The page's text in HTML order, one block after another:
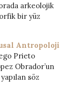
arkeolojik
bir yüz
Antropoloji
Prieto
Obrador’un
söz